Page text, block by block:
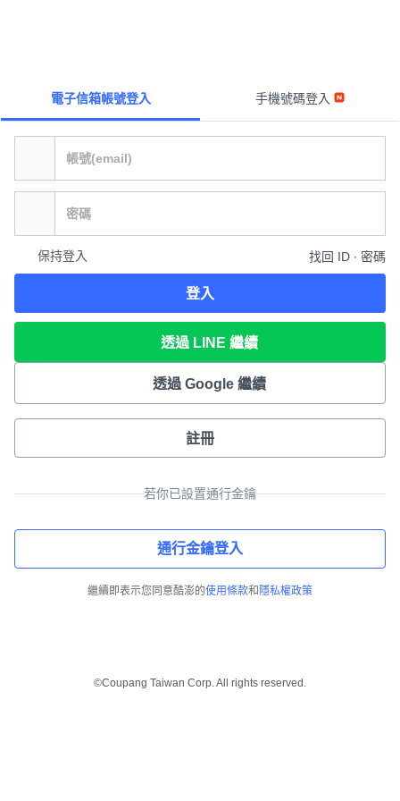
電子信箱帳號登入 手機號碼登入
保持登入 找回 ID ∙ 密碼
登入
透過 LINE 繼續
透過 Google 繼續
註冊
若你已設置通行金鑰
通行金鑰登入
繼續即表示您同意酷澎的使用條款和 隱私權政策
©Coupang Taiwan Corp. All rights reserved.